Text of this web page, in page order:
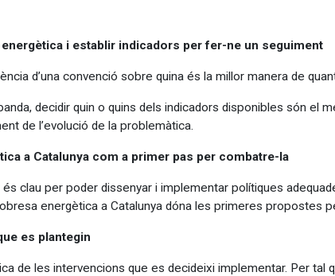
i establir indicadors per fer-ne un seguiment
d’una convenció sobre quina és la millor manera de
decidir quin o quins dels indicadors disponibles són el
de l’evolució de la problemàtica.
a Catalunya com a primer pas per combatre-la
clau per poder dissenyar i implementar polítiques
energètica a Catalunya dóna les primeres propostes
es plantegin
de les intervencions que es decideixi implementar. Per tal